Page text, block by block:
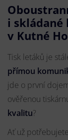
i skládané
v Kutné
Tisk letáků je
přímou
jde o první
ověřenou
kvalitu?
Ať už potřebujete